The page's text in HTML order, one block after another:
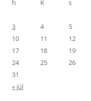
h
K s
3
4 5
10
11 12
17
18 19
24
25 26
31
« júl